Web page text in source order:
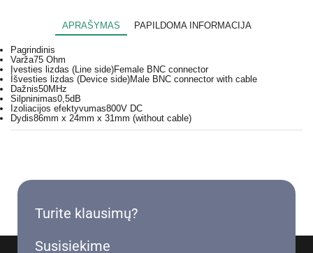
APRAŠYMAS PAPILDOMA INFORMACIJA
Pagrindinis
Varža75 Ohm
Įvesties lizdas (Line side)Female BNC connector
Išvesties lizdas (Device side)Male BNC connector with cable
Dažnis50MHz
Silpninimas0,5dB
Izoliacijos efektyvumas800V DC
Dydis86mm x 24mm x 31mm (without cable)
Turite klausimų?
Susisiekime